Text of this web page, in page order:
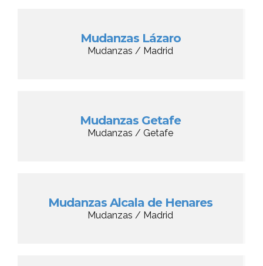
Mudanzas Lázaro
Mudanzas / Madrid
Mudanzas Getafe
Mudanzas / Getafe
Mudanzas Alcala de Henares
Mudanzas / Madrid